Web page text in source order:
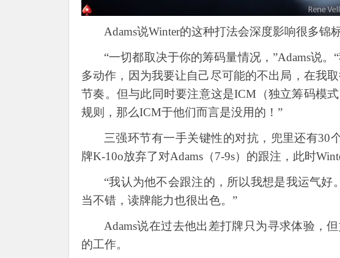
Adams说Winter的这种打法会深度影响很多锦
“一切都取决于你的筹码量情况，”Adams说
多动作，因为我要让自己尽可能的不出局，在我
节奏。但与此同时要注意这是ICM（独立筹码模
规则，那么ICM于他们而言是没用的！”
三强环节有一手关键性的对抗，兜里还有30
牌K-10o放弃了对Adams（7-9s）的跟注，此时
“我认为他不会跟注的，所以我想是我运气好
当不错，读牌能力也很出色。”
Adams说在过去他出差打牌只为寻求体验，
的工作。